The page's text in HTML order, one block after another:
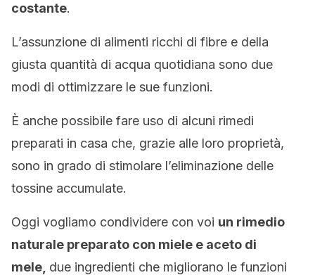
costante.
L’assunzione di alimenti ricchi di fibre e della
giusta quantità di acqua quotidiana sono due
modi di ottimizzare le sue funzioni.
È anche possibile fare uso di alcuni rimedi
preparati in casa che, grazie alle loro proprietà,
sono in grado di stimolare l’eliminazione delle
tossine accumulate.
Oggi vogliamo condividere con voi un rimedio
naturale preparato con miele e aceto di
mele, due ingredienti che migliorano le funzioni